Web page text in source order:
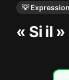
💡
« Si il